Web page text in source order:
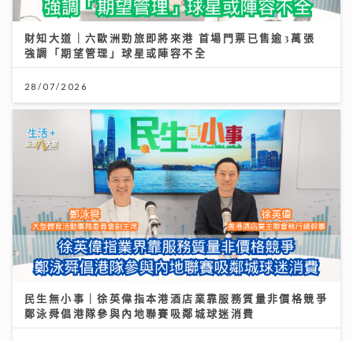
財知大道｜六歐洲勁旅即將來港 首場門票已售逾3萬張
強調「期望管理」球星或陣容不全
28/07/2026
民生無小事｜徐英偉指本港酒店業靠服務質量非價格競爭
鄭泳舜倡港隊參與內地聯賽吸鄰城球迷消費